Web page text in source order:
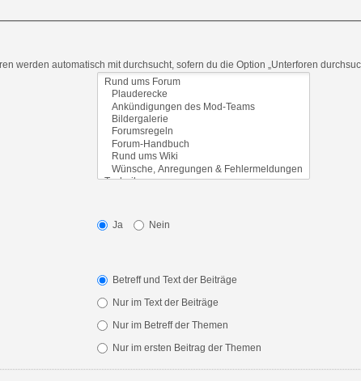
werden automatisch mit durchsucht, sofern du die Option „Unterforen
Ja
Nein
Betreff und Text der Beiträge
Nur im Text der Beiträge
Nur im Betreff der Themen
Nur im ersten Beitrag der Themen